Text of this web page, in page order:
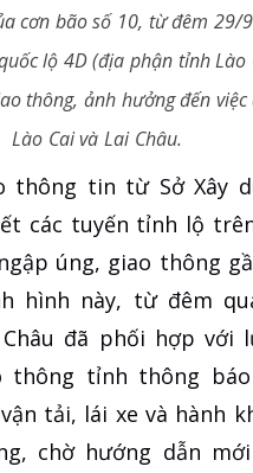
cơn bão số 10, từ đêm 29/
lộ 4D (địa phận tỉnh Lào
thông, ảnh hưởng đến
Lào Cai và Lai Châu.
thông tin từ Sở Xây
các tuyến tỉnh lộ
úng, giao thông
hình này, từ đêm
đã phối hợp với
thông tỉnh thông
tải, lái xe và hành
chờ hướng dẫn